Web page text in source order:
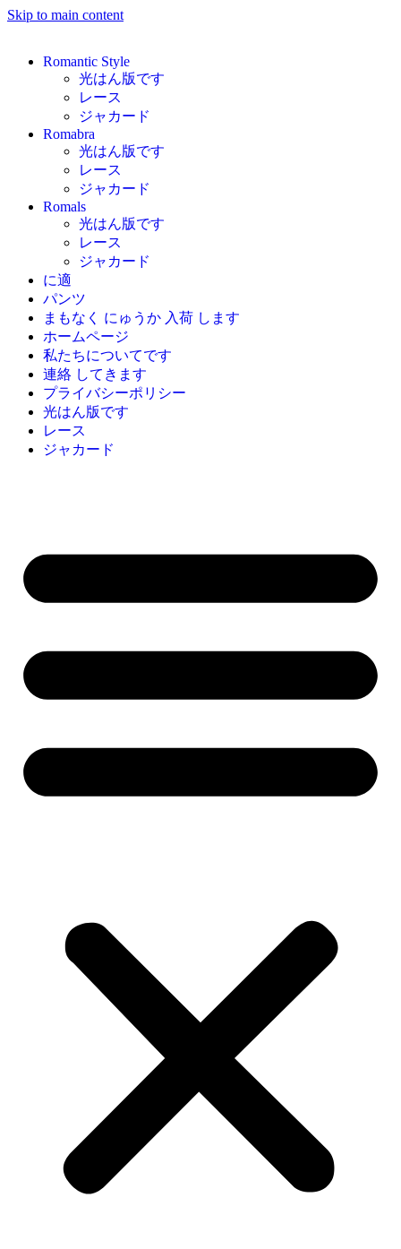
Skip to main content
Romantic Style
光はん版です
レース
ジャカード
Romabra
光はん版です
レース
ジャカード
Romals
光はん版です
レース
ジャカード
に適
パンツ
まもなく にゅうか 入荷 します
ホームページ
私たちについてです
連絡 してきます
プライバシーポリシー
光はん版です
レース
ジャカード